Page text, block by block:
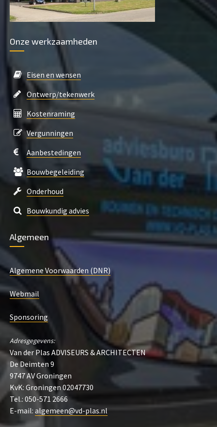
Onze werkzaamheden
Eisen en wensen
Ontwerp/tekenwerk
Kostenraming
Vergunningen
Aanbestedingen
Bouwbegeleiding
Onderhoud
Bouwkundig advies
Algemeen
Algemene Voorwaarden (DNR)
Webmail
Sponsoring
Adresgegevens:
Van der Plas ADVISEURS & ARCHITECTEN
De Deimten 9
9747 AV Groningen
KvK: Groningen 02047730
Tel.: 050-571 2666
E-mail: algemeen@vd-plas.nl